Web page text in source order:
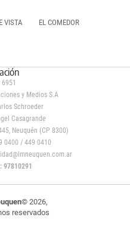
VISTA EL COMEDOR
6951
y Medios S.A
Schroeder
Casagrande
Neuquén (CP 8300)
0400 / 449 0410
97810291
© 2026,
reservados